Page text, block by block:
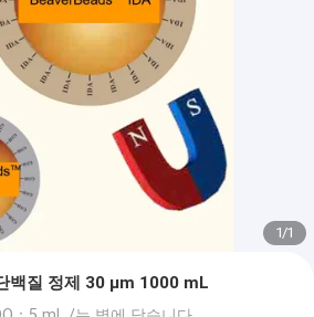
1/1
백질 정제 30 μm 1000 mL